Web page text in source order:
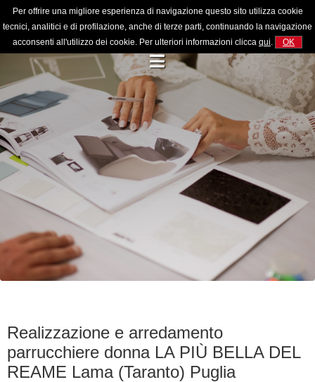
Per offrire una migliore esperienza di navigazione questo sito utilizza cookie
tecnici, analitici e di profilazione, anche di terze parti, continuando la navigazione
acconsenti all'utilizzo dei cookie. Per ulteriori informazioni clicca qui. OK
Realizzazione e arredamento
parrucchiere donna LA PIÙ BELLA DEL
REAME Lama (Taranto) Puglia